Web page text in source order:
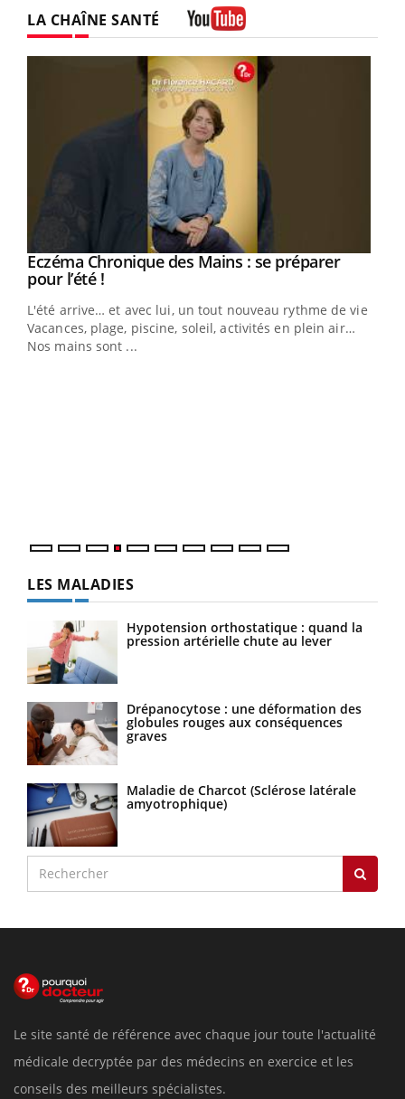
LA CHAÎNE SANTÉ
Youtube
Eczéma Chronique des Mains : se préparer
pour l’été !Youtube
L'été arrive… et avec lui, un tout nouveau rythme de vie !
Vacances, plage, piscine, soleil, activités en plein air…
Nos mains sont ...
LES MALADIES
Hypotension orthostatique : quand la
pression artérielle chute au lever
Drépanocytose : une déformation des
globules rouges aux conséquences
graves
Maladie de Charcot (Sclérose latérale
amyotrophique)
Le site santé de référence avec chaque jour toute l'actualité
médicale decryptée par des médecins en exercice et les
conseils des meilleurs spécialistes.